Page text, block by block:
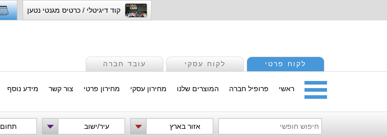
קוד דיגיטלי / כרטיס מגנטי נטען
לקוח פרטי לקוח עסקי עובד חברה
ראשי פרופיל חברה המוצרים שלנו מחירון עסקי מחירון פרטי צור קשר מידע נוסף
אזור בארץ עיר/ישוב תחום